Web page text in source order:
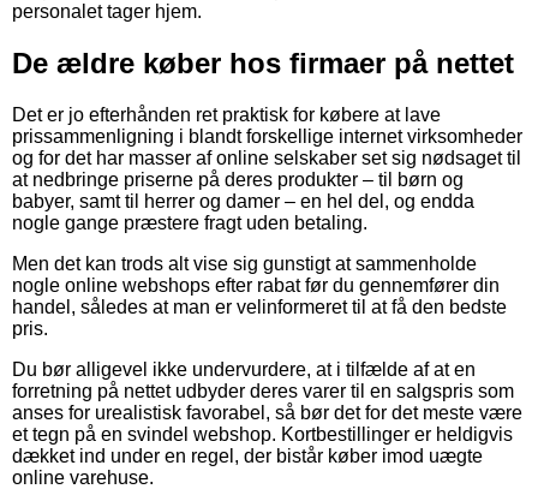
personalet tager hjem.
De ældre køber hos firmaer på nettet
Det er jo efterhånden ret praktisk for købere at lave
prissammenligning i blandt forskellige internet virksomheder
og for det har masser af online selskaber set sig nødsaget til
at nedbringe priserne på deres produkter – til børn og
babyer, samt til herrer og damer – en hel del, og endda
nogle gange præstere fragt uden betaling.
Men det kan trods alt vise sig gunstigt at sammenholde
nogle online webshops efter rabat før du gennemfører din
handel, således at man er velinformeret til at få den bedste
pris.
Du bør alligevel ikke undervurdere, at i tilfælde af at en
forretning på nettet udbyder deres varer til en salgspris som
anses for urealistisk favorabel, så bør det for det meste være
et tegn på en svindel webshop. Kortbestillinger er heldigvis
dækket ind under en regel, der bistår køber imod uægte
online varehuse.